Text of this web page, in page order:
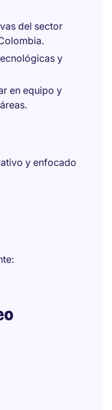
del sector
y
en equipo y
y enfocado